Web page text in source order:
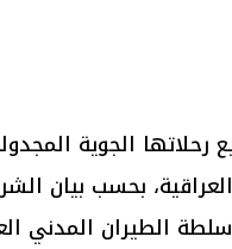
الجوية
بحسب بيان
تنفيذًا لقرار سلطة الطيران